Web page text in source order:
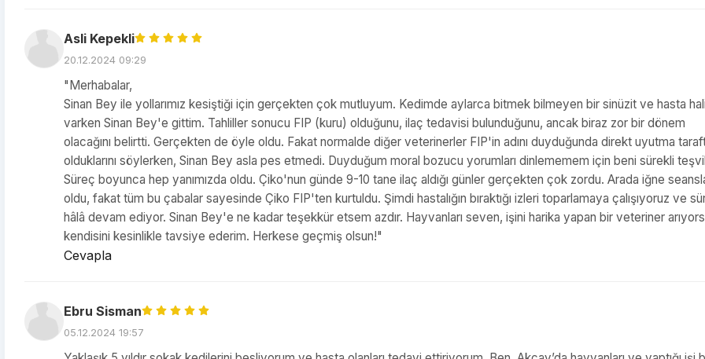
Asli Kepekli
20.12.2024 09:29
"Merhabalar,
Sinan Bey ile yollarımız kesiştiği için gerçekten çok mutluyum. Kedimde aylarca bitmek bilmeyen bir sinüzit ve hasta hali
varken Sinan Bey'e gittim. Tahliller sonucu FIP (kuru) olduğunu, ilaç tedavisi bulunduğunu, ancak biraz zor bir dönem
olacağını belirtti. Gerçekten de öyle oldu. Fakat normalde diğer veterinerler FIP'in adını duyduğunda direkt uyutma
olduklarını söylerken, Sinan Bey asla pes etmedi. Duyduğum moral bozucu yorumları dinlememem için beni sürekli
Süreç boyunca hep yanımızda oldu. Çiko'nun günde 9-10 tane ilaç aldığı günler gerçekten çok zordu. Arada iğne
oldu, fakat tüm bu çabalar sayesinde Çiko FIP'ten kurtuldu. Şimdi hastalığın bıraktığı izleri toparlamaya çalışıyoruz ve
hâlâ devam ediyor. Sinan Bey'e ne kadar teşekkür etsem azdır. Hayvanları seven, işini harika yapan bir veteriner
kendisini kesinlikle tavsiye ederim. Herkese geçmiş olsun!"
Cevapla
Ebru Sisman
05.12.2024 19:57